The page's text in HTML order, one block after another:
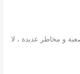
و مخاطر عديدة ، لا